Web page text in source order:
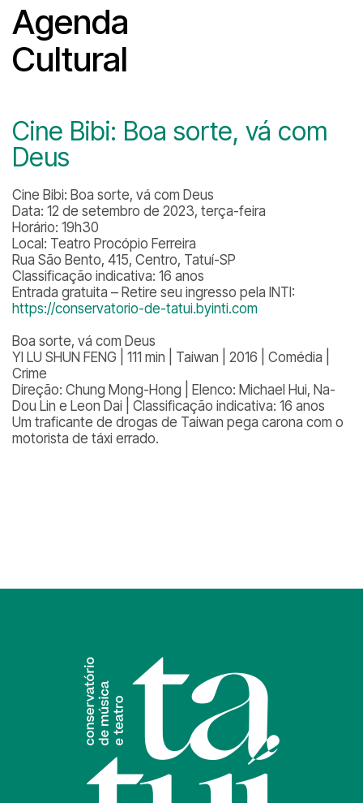
Agenda
Cultural
Cine Bibi: Boa sorte, vá com
Deus
Cine Bibi: Boa sorte, vá com Deus
Data: 12 de setembro de 2023, terça-feira
Horário: 19h30
Local: Teatro Procópio Ferreira
Rua São Bento, 415, Centro, Tatuí-SP
Classificação indicativa: 16 anos
Entrada gratuita – Retire seu ingresso pela INTI:
https://conservatorio-de-tatui.byinti.com
Boa sorte, vá com Deus
YI LU SHUN FENG | 111 min | Taiwan | 2016 | Comédia |
Crime
Direção: Chung Mong-Hong | Elenco: Michael Hui, Na-
Dou Lin e Leon Dai | Classificação indicativa: 16 anos
Um traficante de drogas de Taiwan pega carona com o
motorista de táxi errado.